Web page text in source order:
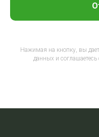
Нажимая на кнопку, вы
данных и